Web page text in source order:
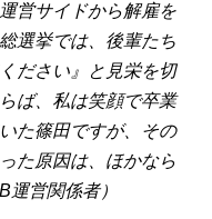
営サイドから解雇を
選挙では、後輩たち
ださい』と見栄を切
ば、私は笑顔で卒業
た篠田ですが、その
た原因は、ほかなら
運営関係者）